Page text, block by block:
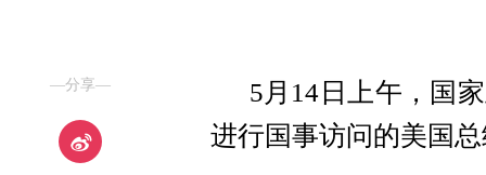
—分享—
5月14日上午，国
进行国事访问的美国